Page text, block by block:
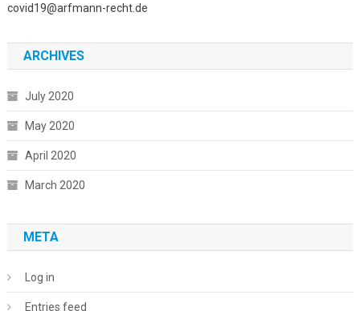
covid19@arfmann-recht.de
ARCHIVES
July 2020
May 2020
April 2020
March 2020
META
Log in
Entries feed